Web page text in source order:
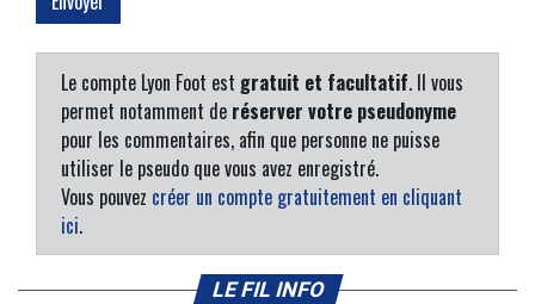
Le compte Lyon Foot est gratuit et facultatif. Il vous
permet notamment de réserver votre pseudonyme
pour les commentaires, afin que personne ne puisse
utiliser le pseudo que vous avez enregistré.
Vous pouvez créer un compte gratuitement en cliquant
ici.
LE FIL INFO